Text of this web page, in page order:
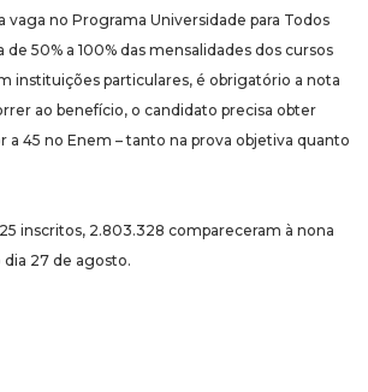
vaga no Programa Universidade para Todos
50% a 100% das mensalidades dos cursos
instituições particulares, é obrigatório a nota
ao benefício, o candidato precisa obter
a 45 no Enem – tanto na prova objetiva quanto
inscritos, 2.803.328 compareceram à nona
27 de agosto.